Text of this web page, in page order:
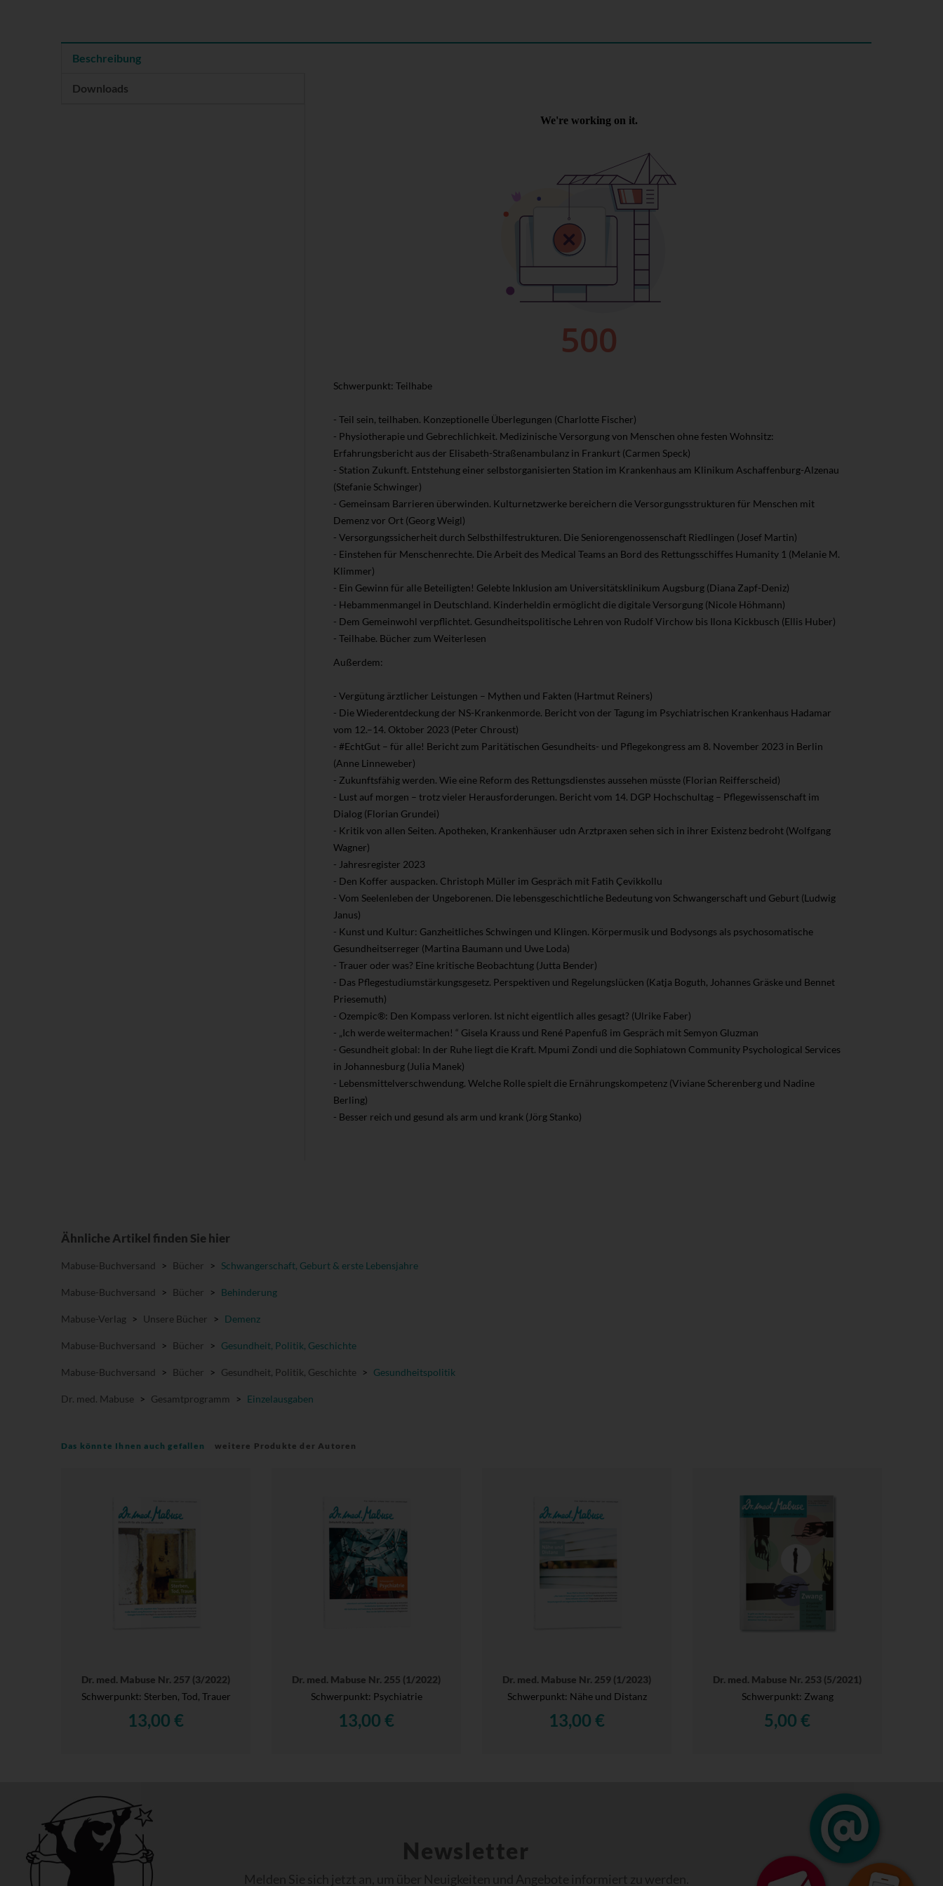
Beschreibung
Downloads
Schwerpunkt: Teilhabe
- Teil sein, teilhaben. Konzeptionelle Überlegungen (Charlotte Fischer)
- Physiotherapie und Gebrechlichkeit. Medizinische Versorgung von Menschen ohne festen Wohnsitz:
Erfahrungsbericht aus der Elisabeth-Straßenambulanz in Frankurt (Carmen Speck)
- Station Zukunft. Entstehung einer selbstorganisierten Station im Krankenhaus am Klinikum Aschaffenburg-Alzenau
(Stefanie Schwinger)
- Gemeinsam Barrieren überwinden. Kulturnetzwerke bereichern die Versorgungsstrukturen für Menschen mit
Demenz vor Ort (Georg Weigl)
- Versorgungssicherheit durch Selbsthilfestrukturen. Die Seniorengenossenschaft Riedlingen (Josef Martin)
- Einstehen für Menschenrechte. Die Arbeit des Medical Teams an Bord des Rettungsschiffes Humanity 1 (Melanie M.
Klimmer)
- Ein Gewinn für alle Beteiligten! Gelebte Inklusion am Universitätsklinikum Augsburg (Diana Zapf-Deniz)
- Hebammenmangel in Deutschland. Kinderheldin ermöglicht die digitale Versorgung (Nicole Höhmann)
- Dem Gemeinwohl verpflichtet. Gesundheitspolitische Lehren von Rudolf Virchow bis Ilona Kickbusch (Ellis Huber)
- Teilhabe. Bücher zum Weiterlesen
Außerdem:
- Vergütung ärztlicher Leistungen – Mythen und Fakten (Hartmut Reiners)
- Die Wiederentdeckung der NS-Krankenmorde. Bericht von der Tagung im Psychiatrischen Krankenhaus Hadamar
vom 12.–14. Oktober 2023 (Peter Chroust)
- #EchtGut – für alle! Bericht zum Paritätischen Gesundheits- und Pflegekongress am 8. November 2023 in Berlin
(Anne Linneweber)
- Zukunftsfähig werden. Wie eine Reform des Rettungsdienstes aussehen müsste (Florian Reifferscheid)
- Lust auf morgen – trotz vieler Herausforderungen. Bericht vom 14. DGP Hochschultag – Pflegewissenschaft im
Dialog (Florian Grundei)
- Kritik von allen Seiten. Apotheken, Krankenhäuser udn Arztpraxen sehen sich in ihrer Existenz bedroht (Wolfgang
Wagner)
- Jahresregister 2023
- Den Koffer auspacken. Christoph Müller im Gespräch mit Fatih Çevikkollu
- Vom Seelenleben der Ungeborenen. Die lebensgeschichtliche Bedeutung von Schwangerschaft und Geburt (Ludwig
Janus)
- Kunst und Kultur: Ganzheitliches Schwingen und Klingen. Körpermusik und Bodysongs als psychosomatische
Gesundheitserreger (Martina Baumann und Uwe Loda)
- Trauer oder was? Eine kritische Beobachtung (Jutta Bender)
- Das Pflegestudiumstärkungsgesetz. Perspektiven und Regelungslücken (Katja Boguth, Johannes Gräske und Bennet
Priesemuth)
- Ozempic®: Den Kompass verloren. Ist nicht eigentlich alles gesagt? (Ulrike Faber)
- „Ich werde weitermachen! “ Gisela Krauss und René Papenfuß im Gespräch mit Semyon Gluzman
- Gesundheit global: In der Ruhe liegt die Kraft. Mpumi Zondi und die Sophiatown Community Psychological Services
in Johannesburg (Julia Manek)
- Lebensmittelverschwendung. Welche Rolle spielt die Ernährungskompetenz (Viviane Scherenberg und Nadine
Berling)
- Besser reich und gesund als arm und krank (Jörg Stanko)
Ähnliche Artikel finden Sie hier
Mabuse-Buchversand > Bücher > Schwangerschaft, Geburt & erste Lebensjahre
Mabuse-Buchversand > Bücher > Behinderung
Mabuse-Verlag > Unsere Bücher > Demenz
Mabuse-Buchversand > Bücher > Gesundheit, Politik, Geschichte
Mabuse-Buchversand > Bücher > Gesundheit, Politik, Geschichte > Gesundheitspolitik
Dr. med. Mabuse > Gesamtprogramm > Einzelausgaben
Das könnte Ihnen auch gefallen weitere Produkte der Autoren
Dr. med. Mabuse Nr. 257 (3/2022)
Schwerpunkt: Sterben, Tod, Trauer
13,00 €
Dr. med. Mabuse Nr. 255 (1/2022)
Schwerpunkt: Psychiatrie
13,00 €
Dr. med. Mabuse Nr. 259 (1/2023)
Schwerpunkt: Nähe und Distanz
13,00 €
Dr. med. Mabuse Nr. 253 (5/2021)
Schwerpunkt: Zwang
5,00 €
Newsletter
Melden Sie sich jetzt an, um über Neuigkeiten und Angebote informiert zu werden.